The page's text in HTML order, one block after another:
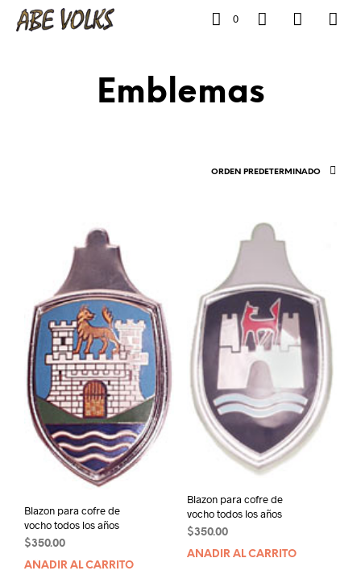
0
Emblemas
ORDEN PREDETERMINADO
Blazon para cofre de
vocho todos los años
$350.00
AÑADIR AL CARRITO
Blazon para cofre de
vocho todos los años
$350.00
AÑADIR AL CARRITO